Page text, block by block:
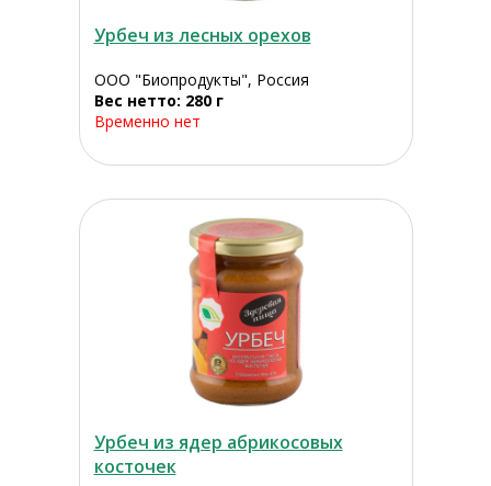
Урбеч из лесных орехов
ООО "Биопродукты", Россия
Вес нетто: 280 г
Временно нет
Урбеч из ядер абрикосовых
косточек